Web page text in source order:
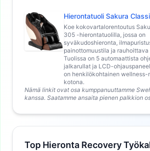
Hierontatuoli Sakura
Koe kokovartalorentoutus
305 -hierontatuolilla, jossa on
syväkudoshieronta,
painottomuustila ja rauhoittava
Tuolissa on 5 automaattista
jalkarullat ja LCD-
on henkilökohtainen wellness-
kotona.
Nämä linkit ovat osa kumppanuuttamme
kanssa. Saatamme ansaita pienen palkkion
Top Hieronta Recovery